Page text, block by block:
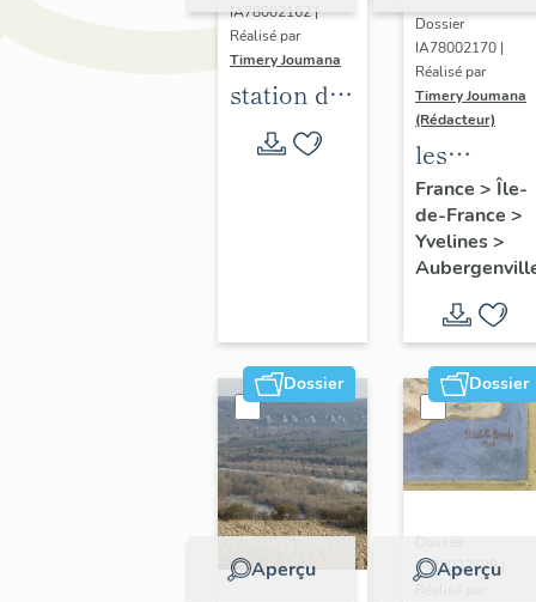
IA78002162 |
Réalisé par
Timery Joumana
station de
villégiature
d'Elisabethville
Dossier
IA78002170 |
Réalisé par
Timery Joumana
(Rédacteur)
les
maisons
France > Île-
de-France >
Yvelines>
Dossier
Aperçu
Dossier
Aperçu
Dossier
IM78002639 |